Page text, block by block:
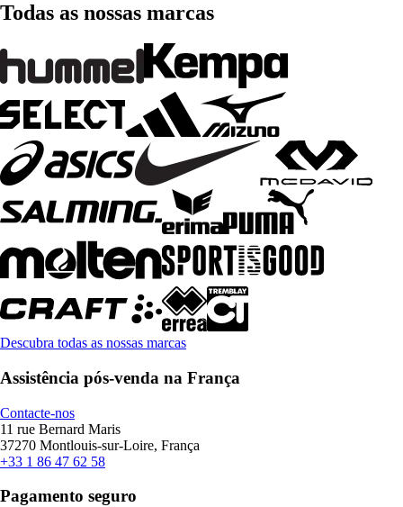
Todas as nossas marcas
Descubra todas as nossas marcas
Assistência pós-venda na França
Contacte-nos
11 rue Bernard Maris
37270 Montlouis-sur-Loire, França
+33 1 86 47 62 58
Pagamento seguro